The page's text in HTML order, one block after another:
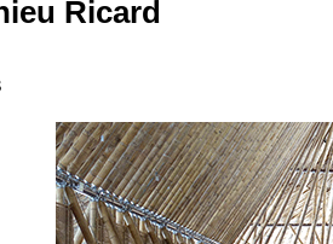
Ricard